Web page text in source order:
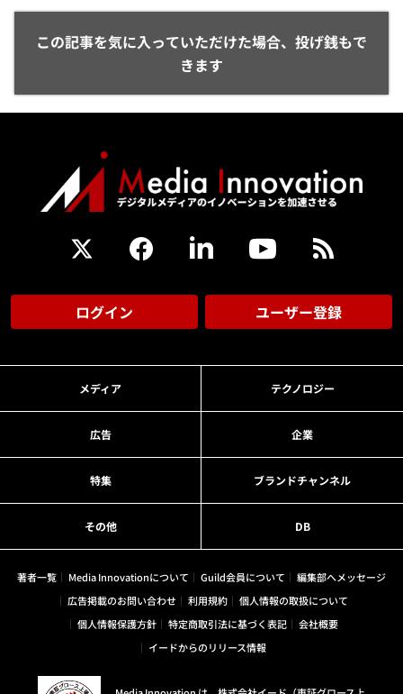
この記事を気に入っていただけた場合、投げ銭もで
きます
ログイン ユーザー登録
メディア テクノロジー
広告 企業
特集 ブランドチャンネル
その他 DB
著者一覧 Media Innovationについて Guild会員について
編集部へメッセージ
広告掲載のお問い合わせ
利用規約
個人情報の取扱について
個人情報保護方針
特定商取引法に基づく表記
会社概要
イードからのリリース情報